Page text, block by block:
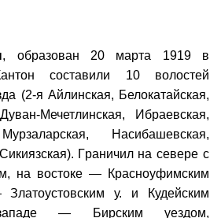
, образован 20 марта 1919 в
составили 10 волостей
(2-я Айлинская, Белокатайская,
Мечетлинская, Ибраевская,
Насибашевская,
Граничил на севере с
на востоке — Красноуфимским
у. и Кудейским
— Бирским уездом,